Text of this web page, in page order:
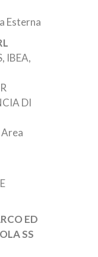
Esterna
IBEA,
DI
ED
SS